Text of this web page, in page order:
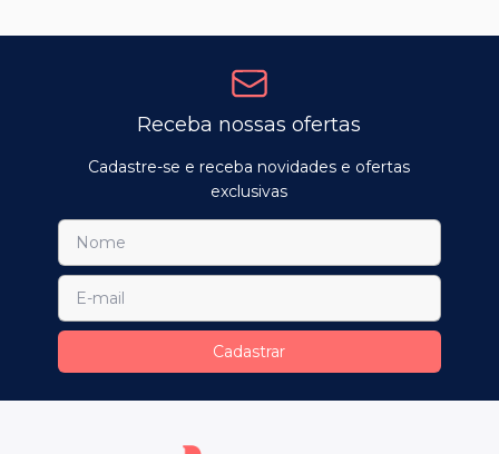
Receba nossas ofertas
Cadastre-se e receba novidades e ofertas
exclusivas